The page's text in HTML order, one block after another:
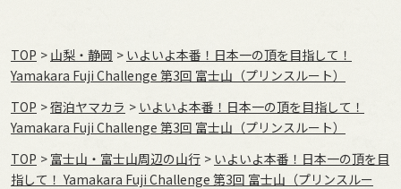
TOP 山梨・静岡
いよいよ本番！日本一の頂を目指して！
Yamakara Fuji Challenge 第3回 富士山（プリンスルート）
TOP
宿泊ヤマカラ
いよいよ本番！日本一の頂を目指して！
Yamakara Fuji Challenge 第3回 富士山（プリンスルート）
TOP
富士山・富士山周辺の山行
いよいよ本番！日本一の頂を目
指して！ Yamakara Fuji Challenge 第3回 富士山（プリンスルー